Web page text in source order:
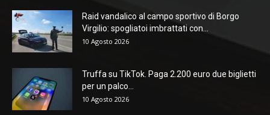
Raid vandalico al campo sportivo di Borgo
Virgilio: spogliatoi imbrattati con...
10 Agosto 2026
Truffa su TikTok. Paga 2.200 euro due biglietti
per un palco...
10 Agosto 2026